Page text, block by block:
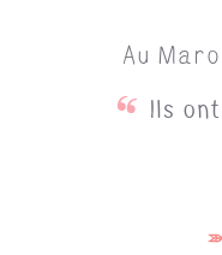
Au
Ils